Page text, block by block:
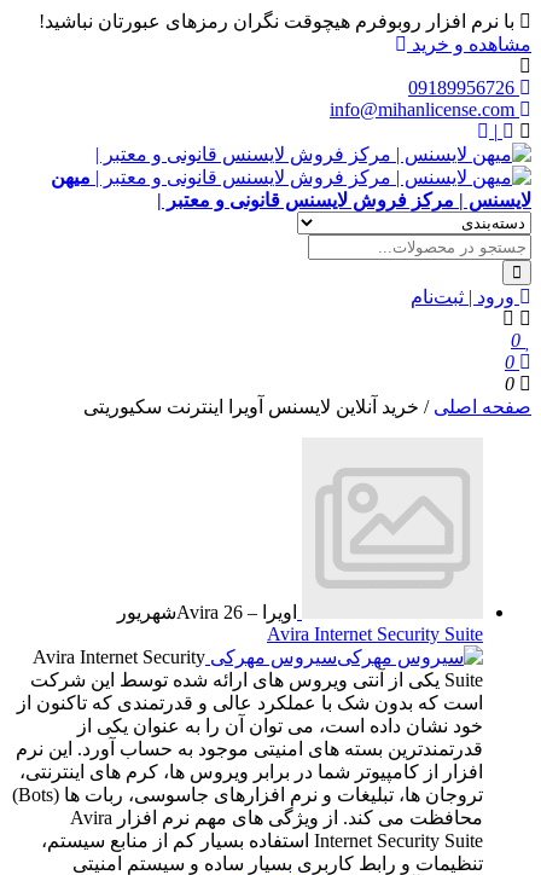
با نرم افزار روبوفرم هیچوقت نگران رمزهای عبورتان نباشید!
مشاهده و خرید
|
میهن
لایسنس | مرکز فروش لایسنس قانونی و معتبر |
ورود | ثبت‌نام
0
0
0
صفحه اصلی / خرید آنلاین لایسنس آویرا اینترنت سکیوریتی
اویرا – Avira 26
شهریور
Avira Internet Security Suite
سیروس مهرکی Avira Internet Security
Suite یکی از آنتی ویروس های ارائه شده توسط این شرکت
است که بدون شک با عملکرد عالی و قدرتمندی که تاکنون از
خود نشان داده است، می توان آن را به عنوان یکی از
قدرتمندترین بسته های امنیتی موجود به حساب آورد. این نرم
افزار از کامپیوتر شما در برابر ویروس ها، کرم های اینترنتی،
تروجان ها، تبلیغات و نرم افزارهای جاسوسی، ربات ها (Bots)
محافظت می کند. از ویژگی های مهم نرم افزار Avira
Internet Security Suite استفاده بسیار کم از منابع سیستم،
تنظیمات و رابط کاربری بسیار ساده و سیستم امنیتی